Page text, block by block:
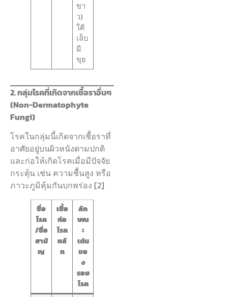
ขา
ว)
ใต้
เล็บ
มี
ขุย
2. กลุ่มโรคที่เกิดจากเชื้อราอื่นๆ
(Non-Dermatophyte
Fungi)
โรคในกลุ่มนี้เกิดจากเชื้อราที่
อาศัยอยู่บนผิวหนังตามปกติ
และก่อให้เกิดโรคเมื่อมีปัจจัย
กระตุ้น เช่น ความชื้นสูง หรือ
ภาวะภูมิคุ้มกันบกพร่อง [2]
ชื่อ
โรค
/ชื่อ
สามั
ญ
เชื้อ
ก่อ
โรค
หลั
ก
ลัก
ษณ
ะ
เด่น
ขอ
ง
รอย
โรค